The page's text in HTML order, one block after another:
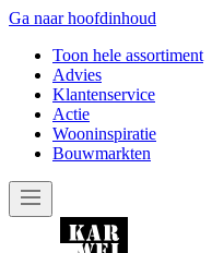
Ga naar hoofdinhoud
Toon hele assortiment
Advies
Klantenservice
Actie
Wooninspiratie
Bouwmarkten